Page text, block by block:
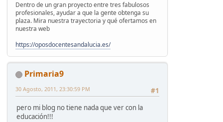
Dentro de un gran proyecto entre tres fabulosos
profesionales, ayudar a que la gente obtenga su
plaza. Mira nuestra trayectoria y qué ofertamos en
nuestra web
https://oposdocentesandalucia.es/
Primaria9
#1
30 Agosto, 2011, 23:30:59 PM
pero mi blog no tiene nada que ver con la
educación!!!